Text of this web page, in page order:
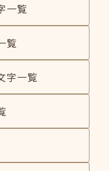
一覧
覧
字一覧